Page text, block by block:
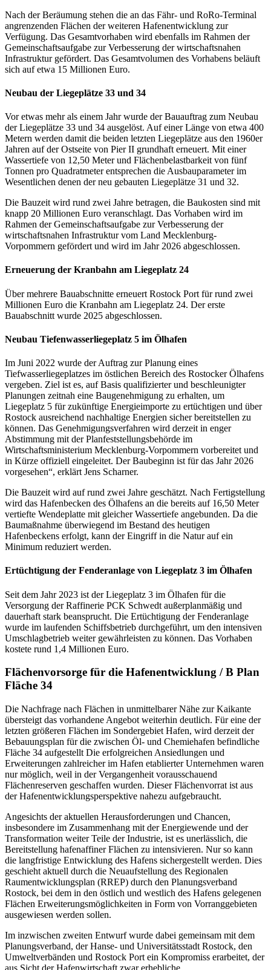
Nach der Beräumung stehen die an das Fähr- und RoRo-Terminal
angrenzenden Flächen der weiteren Hafenentwicklung zur
Verfügung. Das Gesamtvorhaben wird ebenfalls im Rahmen der
Gemeinschaftsaufgabe zur Verbesserung der wirtschaftsnahen
Infrastruktur gefördert. Das Gesamtvolumen des Vorhabens beläuft
sich auf etwa 15 Millionen Euro.
Neubau der Liegeplätze 33 und 34
Vor etwas mehr als einem Jahr wurde der Bauauftrag zum Neubau
der Liegeplätze 33 und 34 ausgelöst. Auf einer Länge von etwa 400
Metern werden damit die beiden letzten Liegeplätze aus den 1960er
Jahren auf der Ostseite von Pier II grundhaft erneuert. Mit einer
Wassertiefe von 12,50 Meter und Flächenbelastbarkeit von fünf
Tonnen pro Quadratmeter entsprechen die Ausbauparameter im
Wesentlichen denen der neu gebauten Liegeplätze 31 und 32.
Die Bauzeit wird rund zwei Jahre betragen, die Baukosten sind mit
knapp 20 Millionen Euro veranschlagt. Das Vorhaben wird im
Rahmen der Gemeinschaftsaufgabe zur Verbesserung der
wirtschaftsnahen Infrastruktur vom Land Mecklenburg-
Vorpommern gefördert und wird im Jahr 2026 abgeschlossen.
Erneuerung der Kranbahn am Liegeplatz 24
Über mehrere Bauabschnitte erneuert Rostock Port für rund zwei
Millionen Euro die Kranbahn am Liegeplatz 24. Der erste
Bauabschnitt wurde 2025 abgeschlossen.
Neubau Tiefenwasserliegeplatz 5 im Ölhafen
Im Juni 2022 wurde der Auftrag zur Planung eines
Tiefwasserliegeplatzes im östlichen Bereich des Rostocker Ölhafens
vergeben. Ziel ist es, auf Basis qualifizierter und beschleunigter
Planungen zeitnah eine Baugenehmigung zu erhalten, um
Liegeplatz 5 für zukünftige Energieimporte zu ertüchtigen und über
Rostock ausreichend nachhaltige Energien sicher bereitstellen zu
können. Das Genehmigungsverfahren wird derzeit in enger
Abstimmung mit der Planfeststellungsbehörde im
Wirtschaftsministerium Mecklenburg-Vorpommern vorbereitet und
in Kürze offiziell eingeleitet. Der Baubeginn ist für das Jahr 2026
vorgesehen“, erklärt Jens Scharner.
Die Bauzeit wird auf rund zwei Jahre geschätzt. Nach Fertigstellung
wird das Hafenbecken des Ölhafens an die bereits auf 16,50 Meter
vertiefte Wendeplatte mit gleicher Wassertiefe angebunden. Da die
Baumaßnahme überwiegend im Bestand des heutigen
Hafenbeckens erfolgt, kann der Eingriff in die Natur auf ein
Minimum reduziert werden.
Ertüchtigung der Fenderanlage von Liegeplatz 3 im Ölhafen
Seit dem Jahr 2023 ist der Liegeplatz 3 im Ölhafen für die
Versorgung der Raffinerie PCK Schwedt außerplanmäßig und
dauerhaft stark beansprucht. Die Ertüchtigung der Fenderanlage
wurde im laufenden Schiffsbetrieb durchgeführt, um den intensiven
Umschlagbetrieb weiter gewährleisten zu können. Das Vorhaben
kostete rund 1,4 Millionen Euro.
Flächenvorsorge für die Hafenentwicklung / B Plan
Fläche 34
Die Nachfrage nach Flächen in unmittelbarer Nähe zur Kaikante
übersteigt das vorhandene Angebot weiterhin deutlich. Für eine der
letzten größeren Flächen im Sondergebiet Hafen, wird derzeit der
Bebauungsplan für die zwischen Öl- und Chemiehafen befindliche
Fläche 34 aufgestellt Die erfolgreichen Ansiedlungen und
Erweiterungen zahlreicher im Hafen etablierter Unternehmen waren
nur möglich, weil in der Vergangenheit vorausschauend
Flächenreserven geschaffen wurden. Dieser Flächenvorrat ist aus
der Hafenentwicklungsperspektive nahezu aufgebraucht.
Angesichts der aktuellen Herausforderungen und Chancen,
insbesondere im Zusammenhang mit der Energiewende und der
Transformation weiter Teile der Industrie, ist es unerlässlich, die
Bereitstellung hafenaffiner Flächen zu intensivieren. Nur so kann
die langfristige Entwicklung des Hafens sichergestellt werden. Dies
geschieht aktuell durch die Neuaufstellung des Regionalen
Raumentwicklungsplan (RREP) durch den Planungsverband
Rostock, bei dem in den östlich und westlich des Hafens gelegenen
Flächen Erweiterungsmöglichkeiten in Form von Vorranggebieten
ausgewiesen werden sollen.
Im inzwischen zweiten Entwurf wurde dabei gemeinsam mit dem
Planungsverband, der Hanse- und Universitätsstadt Rostock, den
Umweltverbänden und Rostock Port ein Kompromiss erarbeitet, der
aus Sicht der Hafenwirtschaft zwar erhebliche